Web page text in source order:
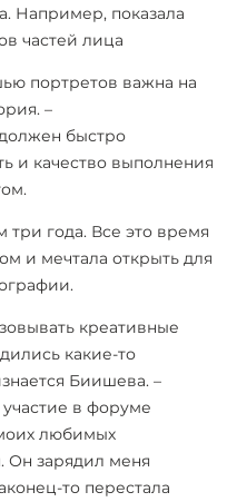
Например, показала
частей лица
портретов важна на
–
быстро
и качество выполнения
три года. Все это время
и мечтала открыть для
креативные
какие-то
Биишева. –
в форуме
любимых
Он зарядил меня
то перестала